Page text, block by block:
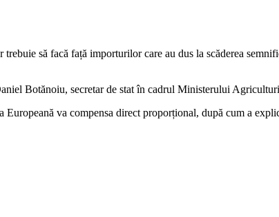
să facă față importurilor care au dus la scăderea
Botănoiu, secretar de stat în cadrul Ministerului
Europeană va compensa direct proporțional, după cum a